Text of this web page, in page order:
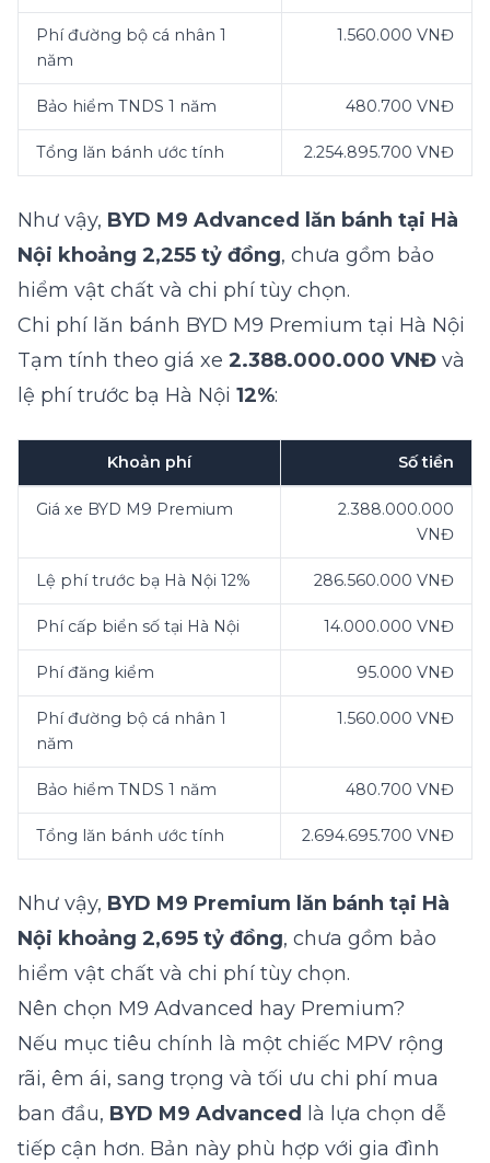
Phí đường bộ cá nhân 1
năm
1.560.000 VNĐ
Bảo hiểm TNDS 1 năm 480.700 VNĐ
Tổng lăn bánh ước tính 2.254.895.700 VNĐ
Như vậy, BYD M9 Advanced lăn bánh tại Hà
Nội khoảng 2,255 tỷ đồng, chưa gồm bảo
hiểm vật chất và chi phí tùy chọn.
Chi phí lăn bánh BYD M9 Premium tại Hà Nội
Tạm tính theo giá xe 2.388.000.000 VNĐ và
lệ phí trước bạ Hà Nội 12%:
Khoản phí Số tiền
Giá xe BYD M9 Premium
2.388.000.000
VNĐ
Lệ phí trước bạ Hà Nội 12% 286.560.000 VNĐ
Phí cấp biển số tại Hà Nội 14.000.000 VNĐ
Phí đăng kiểm 95.000 VNĐ
Phí đường bộ cá nhân 1
năm
1.560.000 VNĐ
Bảo hiểm TNDS 1 năm 480.700 VNĐ
Tổng lăn bánh ước tính 2.694.695.700 VNĐ
Như vậy, BYD M9 Premium lăn bánh tại Hà
Nội khoảng 2,695 tỷ đồng, chưa gồm bảo
hiểm vật chất và chi phí tùy chọn.
Nên chọn M9 Advanced hay Premium?
Nếu mục tiêu chính là một chiếc MPV rộng
rãi, êm ái, sang trọng và tối ưu chi phí mua
ban đầu, BYD M9 Advanced
là lựa chọn dễ
tiếp cận hơn. Bản này phù hợp với gia đình